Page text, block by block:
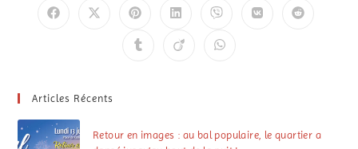
Articles Récents
Retour en images : au bal populaire, le quartier a